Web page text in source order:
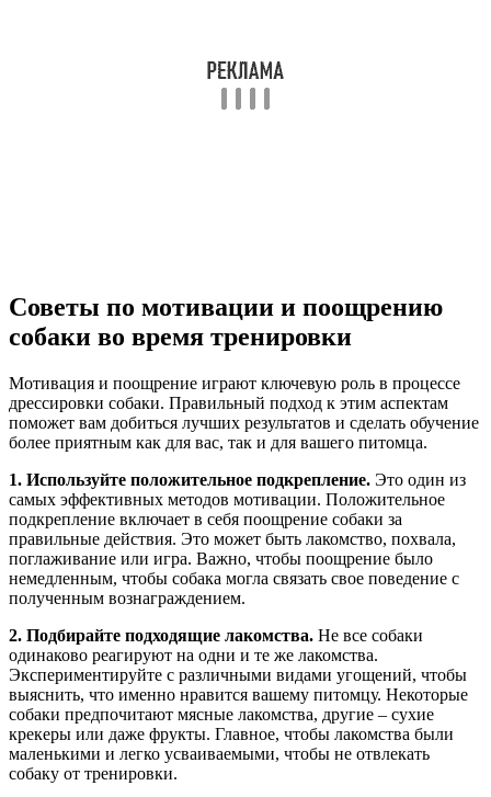
Советы по мотивации и поощрению
собаки во время тренировки
Мотивация и поощрение играют ключевую роль в процессе
дрессировки собаки. Правильный подход к этим аспектам
поможет вам добиться лучших результатов и сделать обучение
более приятным как для вас, так и для вашего питомца.
1. Используйте положительное подкрепление. Это один из
самых эффективных методов мотивации. Положительное
подкрепление включает в себя поощрение собаки за
правильные действия. Это может быть лакомство, похвала,
поглаживание или игра. Важно, чтобы поощрение было
немедленным, чтобы собака могла связать свое поведение с
полученным вознаграждением.
2. Подбирайте подходящие лакомства. Не все собаки
одинаково реагируют на одни и те же лакомства.
Экспериментируйте с различными видами угощений, чтобы
выяснить, что именно нравится вашему питомцу. Некоторые
собаки предпочитают мясные лакомства, другие – сухие
крекеры или даже фрукты. Главное, чтобы лакомства были
маленькими и легко усваиваемыми, чтобы не отвлекать
собаку от тренировки.